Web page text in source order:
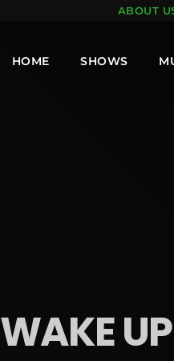
ABOUT
HOME SHOWS
WAKE